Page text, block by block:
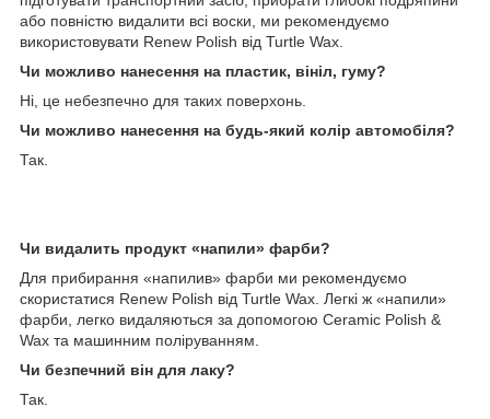
або повністю видалити всі воски, ми рекомендуємо
використовувати Renew Polish від Turtle Wax.
Чи можливо нанесення на пластик, вініл, гуму?
Ні, це небезпечно для таких поверхонь.
Чи можливо нанесення на будь-який колір автомобіля?
Так.
Чи видалить продукт «напили» фарби?
Для прибирання «напилив» фарби ми рекомендуємо
скористатися Renew Polish від Turtle Wax. Легкі ж «напили»
фарби, легко видаляються за допомогою Ceramic Polish &
Wax та машинним поліруванням.
Чи безпечний він для лаку?
Так.